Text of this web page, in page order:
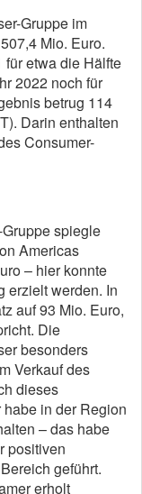
Gruppe im
Mio. Euro.
für etwa die Hälfte
2022 noch für
betrug 114
Darin enthalten
Consumer-
spiegle
Americas
– hier konnte
erzielt werden. In
auf 93 Mio. Euro,
Die
besonders
Verkauf des
dieses
in der Region
– das habe
positiven
geführt.
erholt